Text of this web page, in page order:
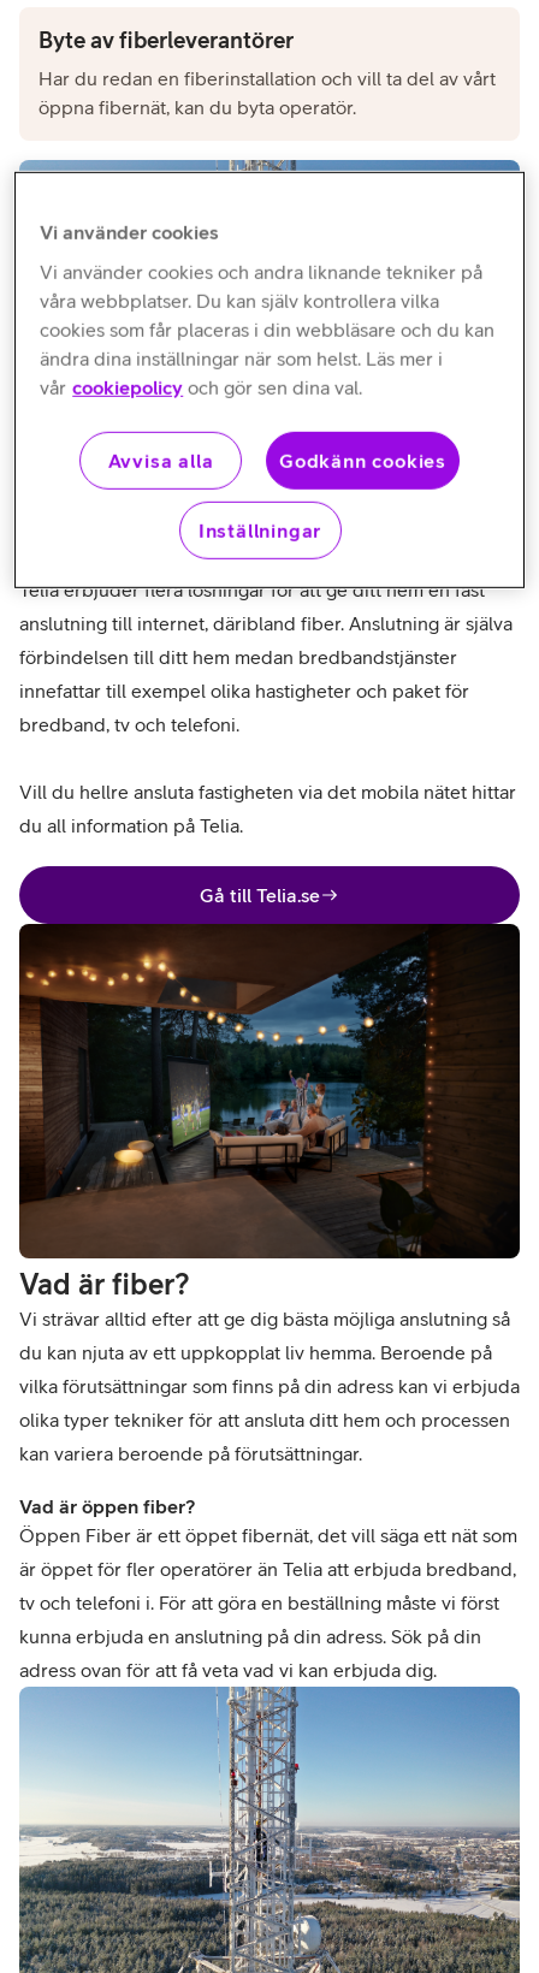
Byte av fiberleverantörer
Har du redan en fiberinstallation och vill ta del av vårt
öppna fibernät, kan du byta operatör.
Vad är en anslutning och hur skiljer
det sig mot bredbandstjänster?
Telia erbjuder flera lösningar för att ge ditt hem en fast
anslutning till internet, däribland fiber. Anslutning är själva
förbindelsen till ditt hem medan bredbandstjänster
innefattar till exempel olika hastigheter och paket för
bredband, tv och telefoni.
Vill du hellre ansluta fastigheten via det mobila nätet hittar
du all information på Telia.
Gå till Telia.se
Vad är fiber?
Vi strävar alltid efter att ge dig bästa möjliga anslutning så
du kan njuta av ett uppkopplat liv hemma. Beroende på
vilka förutsättningar som finns på din adress kan vi erbjuda
olika typer tekniker för att ansluta ditt hem och processen
kan variera beroende på förutsättningar.
Vad är öppen fiber?
Öppen Fiber är ett öppet fibernät, det vill säga ett nät som
är öppet för fler operatörer än Telia att erbjuda bredband,
tv och telefoni i. För att göra en beställning måste vi först
kunna erbjuda en anslutning på din adress. Sök på din
adress ovan för att få veta vad vi kan erbjuda dig.
Vi använder cookies
Vi använder cookies och andra liknande tekniker på
våra webbplatser. Du kan själv kontrollera vilka
cookies som får placeras i din webbläsare och du kan
ändra dina inställningar när som helst. Läs mer i
vår cookiepolicy och gör sen dina val.
Avvisa alla Godkänn cookies
Inställningar